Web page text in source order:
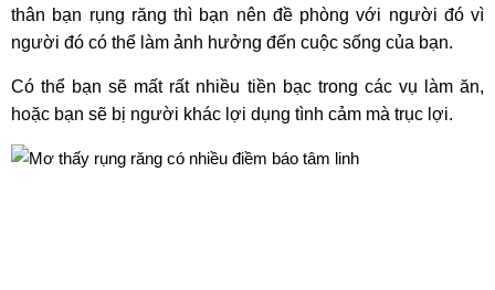
thân bạn rụng răng thì bạn nên đề phòng với người đó vì
người đó có thể làm ảnh hưởng đến cuộc sống của bạn.
Có thể bạn sẽ mất rất nhiều tiền bạc trong các vụ làm ăn,
hoặc bạn sẽ bị người khác lợi dụng tình cảm mà trục lợi.